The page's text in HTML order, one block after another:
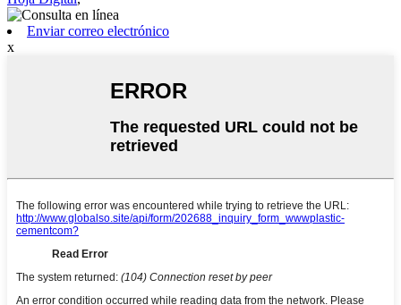
Enviar correo electrónico
x